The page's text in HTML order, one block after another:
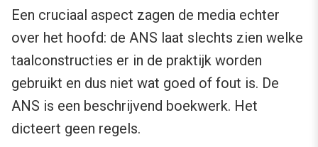
Een cruciaal aspect zagen de media echter
over het hoofd: de ANS laat slechts zien welke
taalconstructies er in de praktijk worden
gebruikt en dus niet wat goed of fout is. De
ANS is een beschrijvend boekwerk. Het
dicteert geen regels.